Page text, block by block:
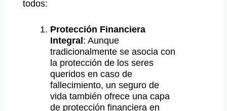
todos:
Protección Financiera
Integral : Aunque
tradicionalmente se asocia con
la protección de los seres
queridos en caso de
fallecimiento, un seguro de
vida también ofrece una capa
de protección financiera en